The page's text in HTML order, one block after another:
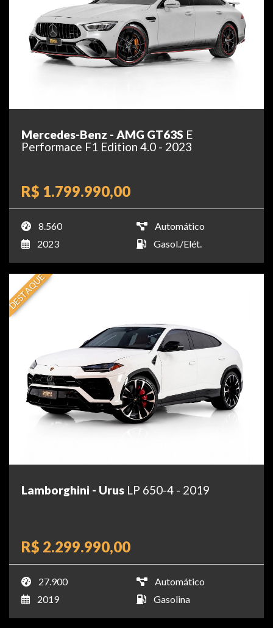
Mercedes-Benz - AMG GT63S E
Performace F1 Edition 4.0 - 2023
R$ 1.799.990,00
8.560
Automático
2023
Gasol./Elét.
DESTAQUE
Lamborghini - Urus LP 650-4 - 2019
R$ 2.299.990,00
27.900
Automático
2019
Gasolina